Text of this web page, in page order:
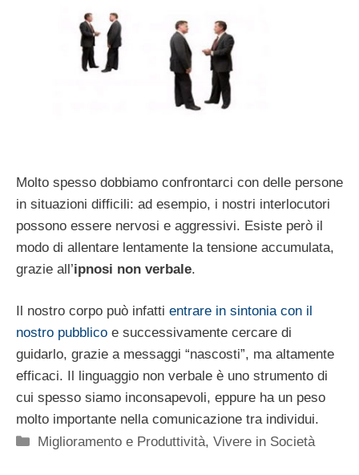
Molto spesso dobbiamo confrontarci con delle persone
in situazioni difficili: ad esempio, i nostri interlocutori
possono essere nervosi e aggressivi. Esiste però il
modo di allentare lentamente la tensione accumulata,
grazie all’ipnosi non verbale.
Il nostro corpo può infatti entrare in sintonia con il
nostro pubblico e successivamente cercare di
guidarlo, grazie a messaggi “nascosti”, ma altamente
efficaci. Il linguaggio non verbale è uno strumento di
cui spesso siamo inconsapevoli, eppure ha un peso
molto importante nella comunicazione tra individui.
Categorie
Miglioramento e Produttività,Vivere in Società